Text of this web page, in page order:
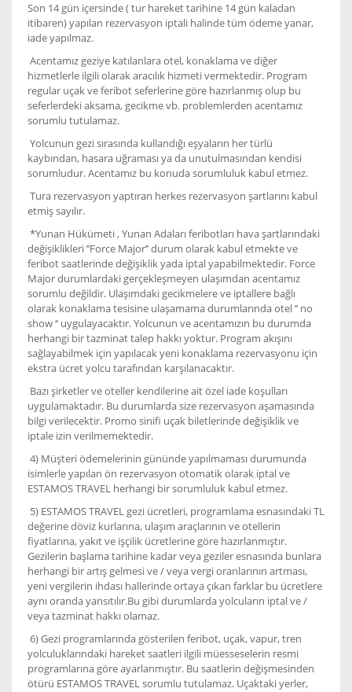
Son 14 gün içersinde ( tur hareket tarihine 14 gün kaladan
itibaren) yapılan rezervasyon iptali halinde tüm ödeme yanar,
iade yapılmaz.
Acentamız geziye katılanlara otel, konaklama ve diğer
hizmetlerle ilgili olarak aracılık hizmeti vermektedir. Program
regular uçak ve feribot seferlerine göre hazırlanmış olup bu
seferlerdeki aksama, gecikme vb. problemlerden acentamız
sorumlu tutulamaz.
Yolcunun gezi sırasında kullandığı eşyaların her türlü
kaybından, hasara uğraması ya da unutulmasından kendisi
sorumludur. Acentamız bu konuda sorumluluk kabul etmez.
Tura rezervasyon yaptıran herkes rezervasyon şartlarını kabul
etmiş sayılır.
*Yunan Hükümeti , Yunan Adaları feribotları hava şartlarındaki
değişiklikleri ’’Force Major’’ durum olarak kabul etmekte ve
feribot saatlerinde değişiklik yada iptal yapabilmektedir. Force
Major durumlardaki gerçekleşmeyen ulaşımdan acentamız
sorumlu değildir. Ulaşımdaki gecikmelere ve iptallere bağlı
olarak konaklama tesisine ulaşamama durumlarında otel ’’ no
show ‘‘ uygulayacaktır. Yolcunun ve acentamızın bu durumda
herhangi bir tazminat talep hakkı yoktur. Program akışını
sağlayabilmek için yapılacak yeni konaklama rezervasyonu için
ekstra ücret yolcu tarafından karşılanacaktır.
Bazı şirketler ve oteller kendilerine ait özel iade koşulları
uygulamaktadır. Bu durumlarda size rezervasyon aşamasında
bilgi verilecektir. Promo sinifi uçak biletlerinde değişiklik ve
iptale izin verilmemektedir.
4) Müşteri ödemelerinin gününde yapılmaması durumunda
isimlerle yapılan ön rezervasyon otomatik olarak iptal ve
ESTAMOS TRAVEL herhangi bir sorumluluk kabul etmez.
5) ESTAMOS TRAVEL gezi ücretleri, programlama esnasındaki TL
değerine döviz kurlarına, ulaşım araçlarının ve otellerin
fiyatlarına, yakıt ve işçilik ücretlerine göre hazırlanmıştır.
Gezilerin başlama tarihine kadar veya geziler esnasında bunlara
herhangi bir artış gelmesi ve / veya vergi oranlarının artması,
yeni vergilerin ihdası hallerinde ortaya çıkan farklar bu ücretlere
aynı oranda yansıtılır.Bu gibi durumlarda yolcuların iptal ve /
veya tazminat hakkı olamaz.
6) Gezi programlarında gösterilen feribot, uçak, vapur, tren
yolculuklarındaki hareket saatleri ilgili müesseselerin resmi
programlarına göre ayarlanmıştır. Bu saatlerin değişmesinden
ötürü ESTAMOS TRAVEL sorumlu tutulamaz. Uçaktaki yerler,